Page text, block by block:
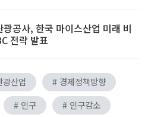
광공사, 한국 마이스산업 미래 비
전략 발표
산업
# 경제정책방향
# 인구
# 인구감소